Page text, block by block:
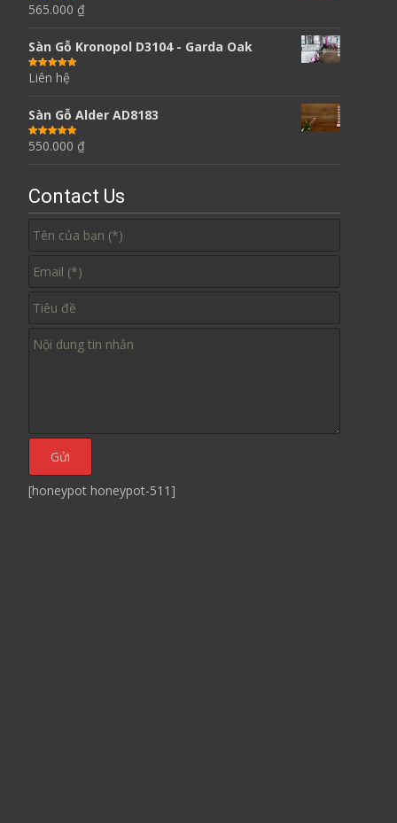
Được xếp
hạng5.005
565.000 ₫
Sàn Gỗ Kronopol D3104 - Garda Oak
Được xếp
hạng 5.00 5
Liên hệ
Sàn Gỗ Alder AD8183
Được xếp
hạng5.005
550.000 ₫
Contact Us
[honeypot honeypot-511]